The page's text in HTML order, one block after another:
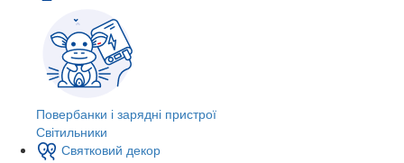
Повербанки і зарядні пристрої
Світильники
Святковий декор